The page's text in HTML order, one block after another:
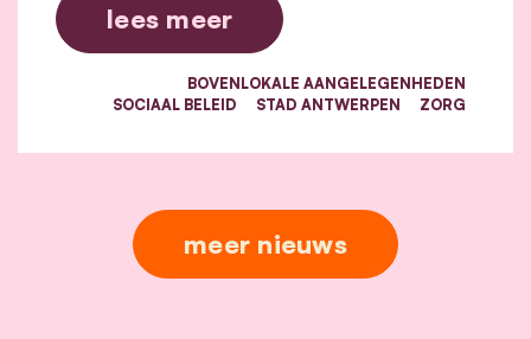
lees meer
BOVENLOKALE AANGELEGENHEDEN
SOCIAAL BELEID
STAD ANTWERPEN ZORG
meer nieuws